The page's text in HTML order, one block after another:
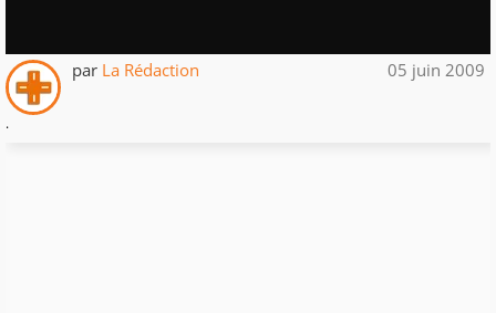
par La Rédaction 05 juin 2009
.